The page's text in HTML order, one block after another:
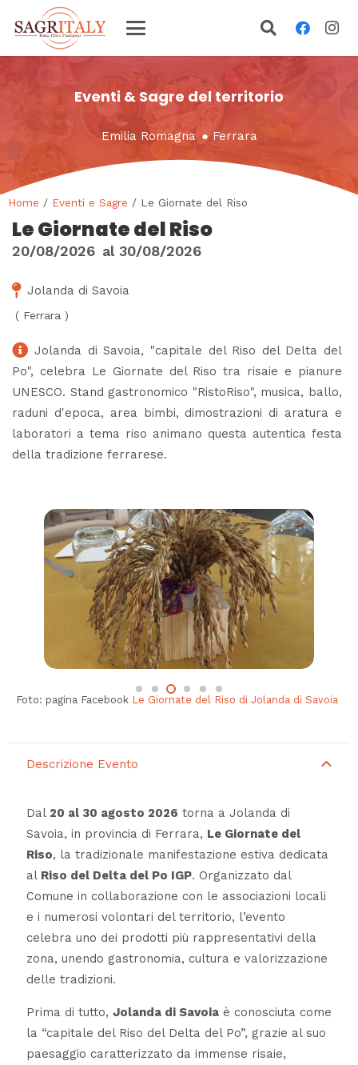
Eventi & Sagre del territorio
Emilia Romagna ●Ferrara
Home / Eventi e Sagre / Le Giornate del Riso
Le Giornate del Riso
20/08/2026 al 30/08/2026
Jolanda di Savoia
( Ferrara )
Jolanda di Savoia, "capitale del Riso del Delta del
Po", celebra Le Giornate del Riso tra risaie e pianure
UNESCO. Stand gastronomico "RistoRiso", musica, ballo,
raduni d'epoca, area bimbi, dimostrazioni di aratura e
laboratori a tema riso animano questa autentica festa
della tradizione ferrarese.
Foto: pagina Facebook Le Giornate del Riso di Jolanda di Savoia
Descrizione Evento
Dal 20 al 30 agosto 2026 torna a Jolanda di
Savoia, in provincia di Ferrara, Le Giornate del
Riso, la tradizionale manifestazione estiva dedicata
al Riso del Delta del Po IGP. Organizzato dal
Comune in collaborazione con le associazioni locali
e i numerosi volontari del territorio, l’evento
celebra uno dei prodotti più rappresentativi della
zona, unendo gastronomia, cultura e valorizzazione
delle tradizioni.
Prima di tutto, Jolanda di Savoiaè conosciuta come
la “capitale del Riso del Delta del Po”, grazie al suo
paesaggio caratterizzato da immense risaie,